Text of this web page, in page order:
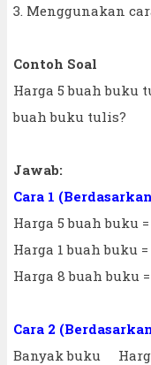
3. Menggunakan
Contoh Soal
Harga 5 buah buku
buah buku tulis?
Jawab:
Cara 1
Harga 5 buah buku =
Harga 1 buah buku =
Harga 8 buah buku =
Cara 2
Banyak buku